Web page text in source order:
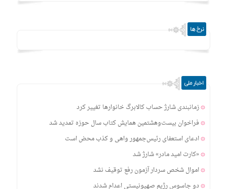
نرخ ها
اخبار ملی
زمانبندی‌ شارژ حساب کالابرگ خانوارها تغییر کرد
فراخوان بیست‌وهشتمین همایش کتاب سال حوزه تمدید شد
ادعای استعفای رئیس‌جمهور واهی و کذب محض است
«کارت امید مادر» شارژ شد
اموال شخص سردار آزمون رفع توقیف نشد
دو جاسوس رژیم صهیونیستی اعدام شدند